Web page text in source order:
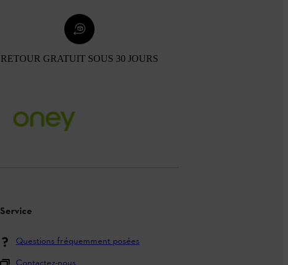
RETOUR GRATUIT SOUS 30 JOURS
Service
Questions fréquemment posées